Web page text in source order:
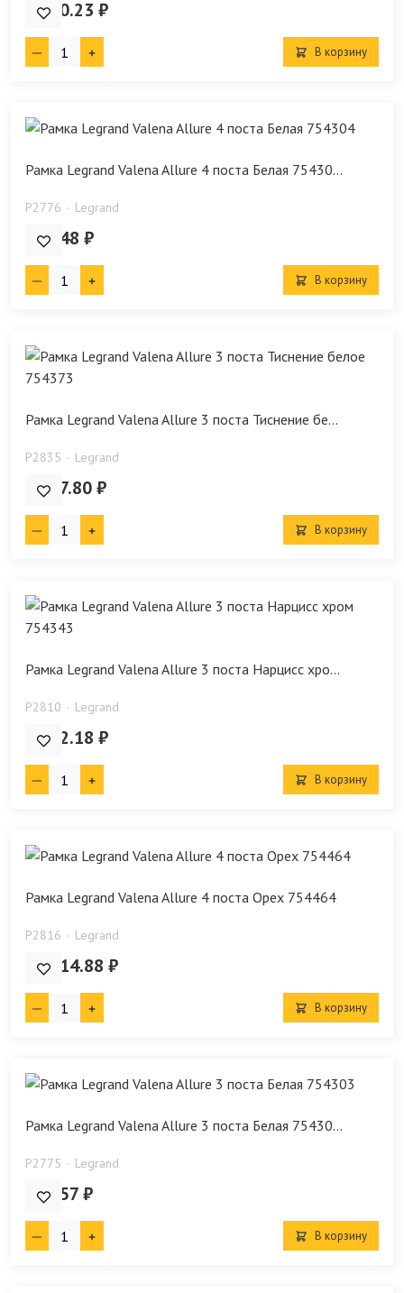
1 000.23 ₽
В корзину
Рамка Legrand Valena Allure 4 поста Белая 75430...
P2776 Legrand
860.48 ₽
В корзину
Рамка Legrand Valena Allure 3 поста Тиснение бе...
P2835 Legrand
1 567.80 ₽
В корзину
Рамка Legrand Valena Allure 3 поста Нарцисс хро...
P2810 Legrand
2 952.18 ₽
В корзину
Рамка Legrand Valena Allure 4 поста Орех 754464
P2816 Legrand
19 514.88 ₽
В корзину
Рамка Legrand Valena Allure 3 поста Белая 75430...
P2775 Legrand
488.57 ₽
В корзину